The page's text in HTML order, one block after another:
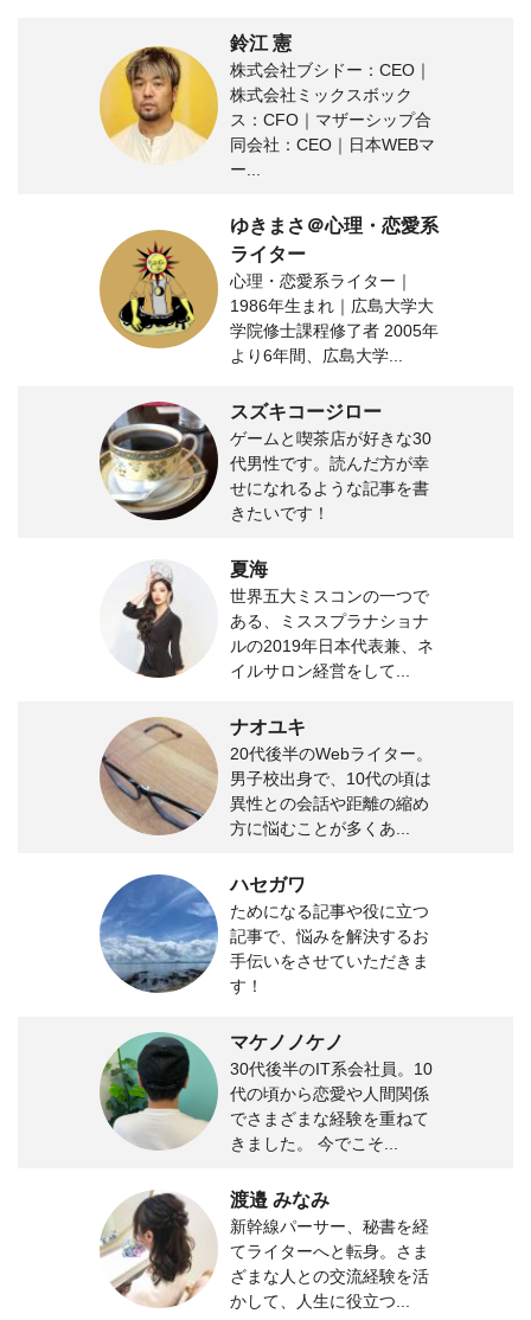
鈴江 憲
株式会社ブシドー：CEO｜
株式会社ミックスボック
ス：CFO｜マザーシップ合
同会社：CEO｜日本WEBマ
ー...
ゆきまさ＠心理・恋愛系
ライター
心理・恋愛系ライター｜
1986年生まれ｜広島大学大
学院修士課程修了者 2005年
より6年間、広島大学...
スズキコージロー
ゲームと喫茶店が好きな30
代男性です。読んだ方が幸
せになれるような記事を書
きたいです！
夏海
世界五大ミスコンの一つで
ある、ミススプラナショナ
ルの2019年日本代表兼、ネ
イルサロン経営をして...
ナオユキ
20代後半のWebライター。
男子校出身で、10代の頃は
異性との会話や距離の縮め
方に悩むことが多くあ...
ハセガワ
ためになる記事や役に立つ
記事で、悩みを解決するお
手伝いをさせていただきま
す！
マケノノケノ
30代後半のIT系会社員。10
代の頃から恋愛や人間関係
でさまざまな経験を重ねて
きました。 今でこそ...
渡邉 みなみ
新幹線パーサー、秘書を経
てライターへと転身。さま
ざまな人との交流経験を活
かして、人生に役立つ...